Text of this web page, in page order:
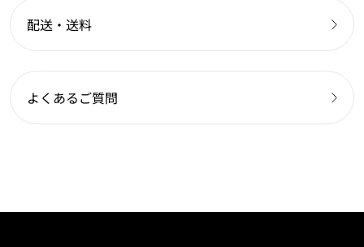
配送・送料
よくあるご質問